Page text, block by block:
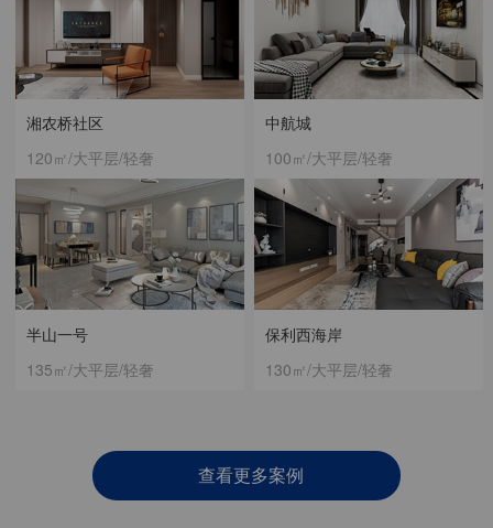
中航城
100㎡/大平层/轻奢
湘农桥社区
120㎡/大平层/轻奢
保利西海岸
130㎡/大平层/轻奢
半山一号
135㎡/大平层/轻奢
查看更多案例